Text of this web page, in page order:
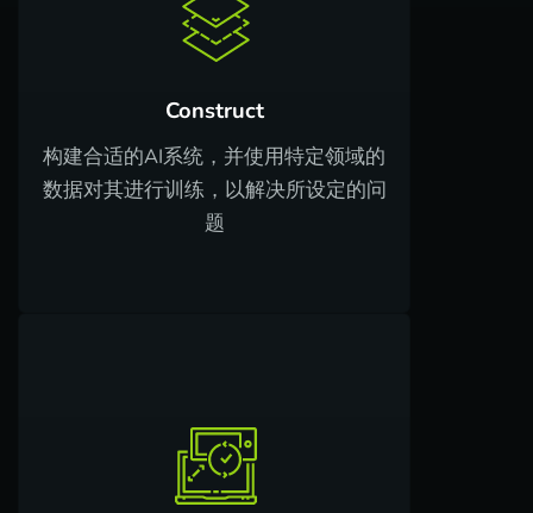
Construct
构建合适的AI系统，并使用特定领域的
数据对其进行训练，以解决所设定的问
题